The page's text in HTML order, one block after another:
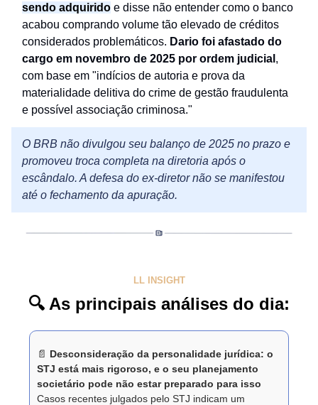
sendo adquirido e disse não entender como o banco
acabou comprando volume tão elevado de créditos
considerados problemáticos. Dario foi afastado do
cargo em novembro de 2025 por ordem judicial ,
com base em "indícios de autoria e prova da
materialidade delitiva do crime de gestão fraudulenta
e possível associação criminosa."
O BRB não divulgou seu balanço de 2025 no prazo e
promoveu troca completa na diretoria após o
escândalo. A defesa do ex-diretor não se manifestou
até o fechamento da apuração.
LL INSIGHT
🔍 As principais análises do dia:
📄 Desconsideração da personalidade jurídica: o
STJ está mais rigoroso, e o seu planejamento
societário pode não estar preparado para isso
Casos recentes julgados pelo STJ indicam um